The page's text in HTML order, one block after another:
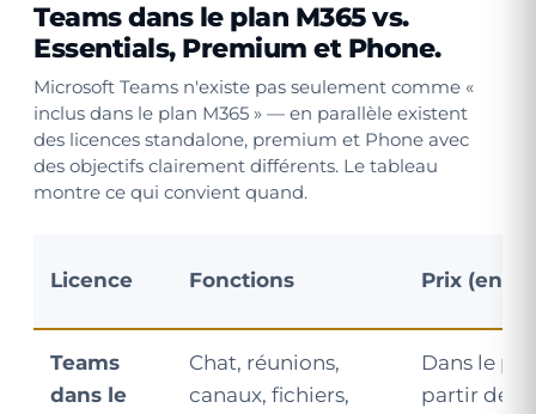
Teams dans le plan M365 vs.
Essentials, Premium et Phone.
Microsoft Teams n'existe pas seulement comme «
inclus dans le plan M365 » — en parallèle existent
des licences standalone, premium et Phone avec
des objectifs clairement différents. Le tableau
montre ce qui convient quand.
Licence Fonctions Prix
Teams
dans le
Chat, réunions,
canaux, fichiers,
Dans le
partir de